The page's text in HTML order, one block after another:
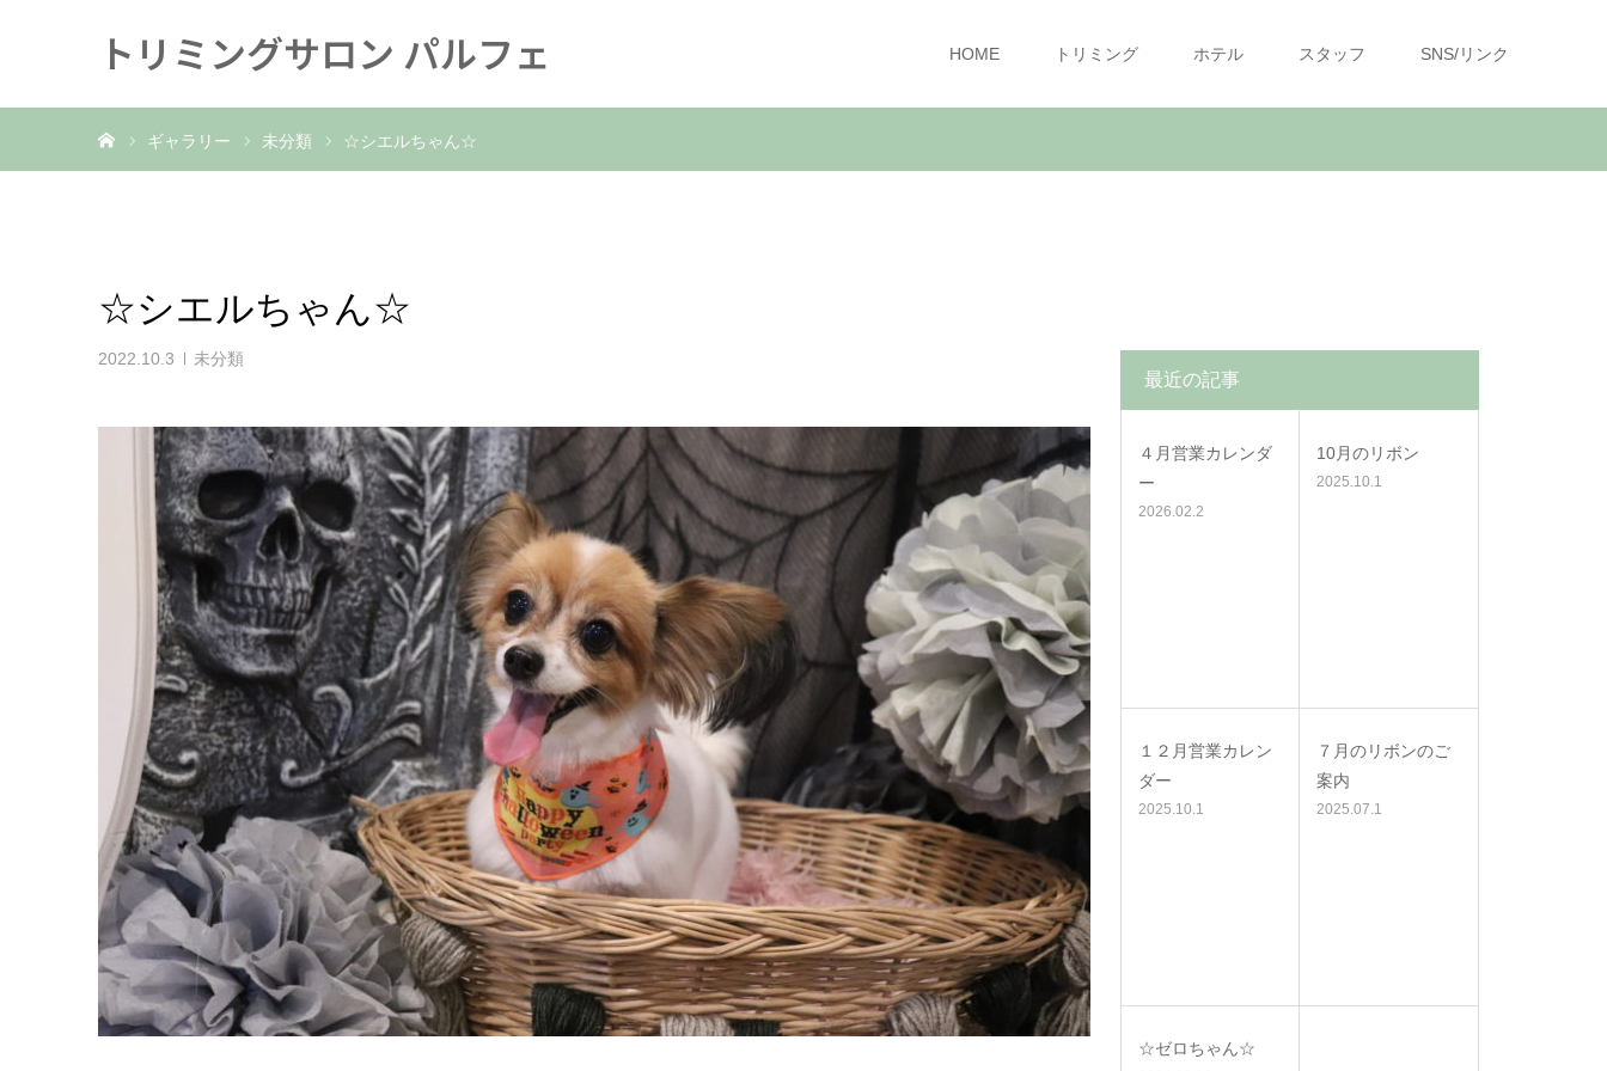
トリミングサロン パルフェ HOME トリミング ホテル スタッフ SNS/リンク
ギャラリー 未分類 ☆シエルちゃん☆
☆シエルちゃん☆
2022.10.3 未分類
最近の記事
４月営業カレンダ
ー
2026.02.2
10月のリボン
2025.10.1
１２月営業カレン
ダー
2025.10.1
７月のリボンのご
案内
2025.07.1
☆ゼロちゃん☆